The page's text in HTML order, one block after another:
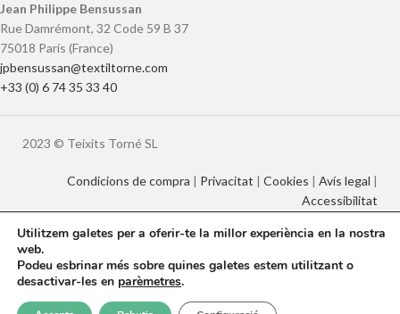
Jean Philippe Bensussan
Rue Damrémont, 32 Code 59 B 37
75018 Paris (France)
jpbensussan@textiltorne.com
+33 (0) 6 74 35 33 40
2023 © Teixits Torné SL
Condicions de compra | Privacitat | Cookies | Avís legal |
Accessibilitat
Utilitzem galetes per a oferir-te la millor experiència en la nostra
web.
Podeu esbrinar més sobre quines galetes estem utilitzant o
desactivar-les en parèmetres. Español